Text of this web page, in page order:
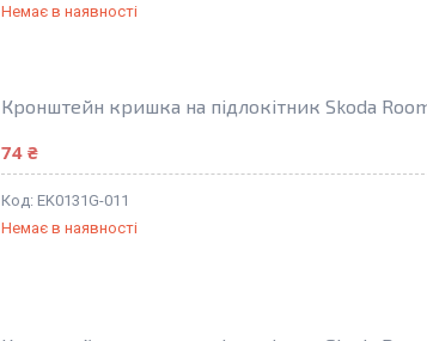
Немає в наявності
Кронштейн кришка на підлокітник Skoda
74 ₴
EK0131G-011
Немає в наявності